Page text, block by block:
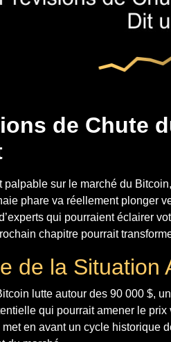
de Chute
palpable sur le marché du
phare va réellement plonger
qui pourraient éclairer
chapitre pourrait
de la Situation
lutte autour des 90 000 $,
qui pourrait amener le
met en avant un cycle historique